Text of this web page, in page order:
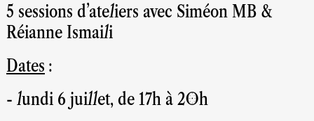
5 sessions d'ateliers avec Siméon MB &
Réianne Ismaili
Dates :
- lundi 6 juillet, de 17h à 20h